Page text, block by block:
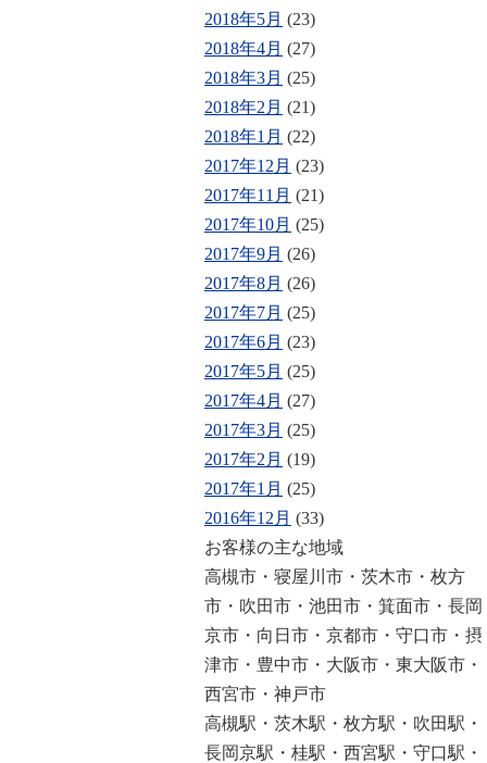
2018年5月 (23)
2018年4月 (27)
2018年3月 (25)
2018年2月 (21)
2018年1月 (22)
2017年12月 (23)
2017年11月 (21)
2017年10月 (25)
2017年9月 (26)
2017年8月 (26)
2017年7月 (25)
2017年6月 (23)
2017年5月 (25)
2017年4月 (27)
2017年3月 (25)
2017年2月 (19)
2017年1月 (25)
2016年12月 (33)
お客様の主な地域
高槻市・寝屋川市・茨木市・枚方
市・吹田市・池田市・箕面市・長岡
京市・向日市・京都市・守口市・摂
津市・豊中市・大阪市・東大阪市・
西宮市・神戸市
高槻駅・茨木駅・枚方駅・吹田駅・
長岡京駅・桂駅・西宮駅・守口駅・